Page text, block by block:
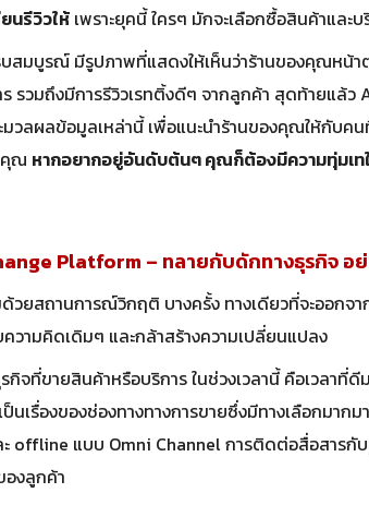
นรีวิวให้ เพราะยุคนี้ ใครๆ มักจะเลือกซื้อสินค้าและ
มบูรณ์ มีรูปภาพที่แสดงให้เห็นว่าร้านของคุณหน้าต
รวมถึงมีการรีวิวเรทติ้งดีๆ จากลูกค้า สุดท้ายแล้
มวลผลข้อมูลเหล่านี้ เพื่อแนะนำร้านของคุณให้กับค
คุณ หากอยากอยู่อันดับต้นๆ คุณก็ต้องมีความทุ่มเท
Platform – ทลายกับดักทางธุรกิจ
วยสถานการณ์วิกฤติ บางครั้ง ทางเดียวที่จะออกจ
วามคิดเดิมๆ และกล้าสร้างความเปลี่ยนแปลง
กิจที่ขายสินค้าหรือบริการ ในช่วงเวลานี้ คือเวลาที่ดี
ป็นเรื่องของช่องทางทางการขายซึ่งมีทางเลือกมา
offline แบบ Omni Channel การติดต่อสื่อสารกั
งลูกค้า